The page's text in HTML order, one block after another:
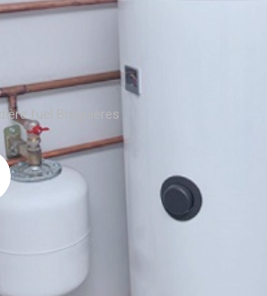
fuel Bruguières